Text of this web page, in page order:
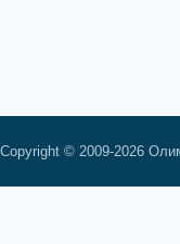
Copyright © 2009-2026